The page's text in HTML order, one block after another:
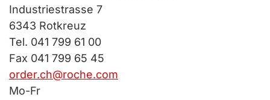
Industriestrasse 7
6343 Rotkreuz
Tel. 041 799 61 00
Fax 041 799 65 45
order.ch@roche.com
Mo-Fr